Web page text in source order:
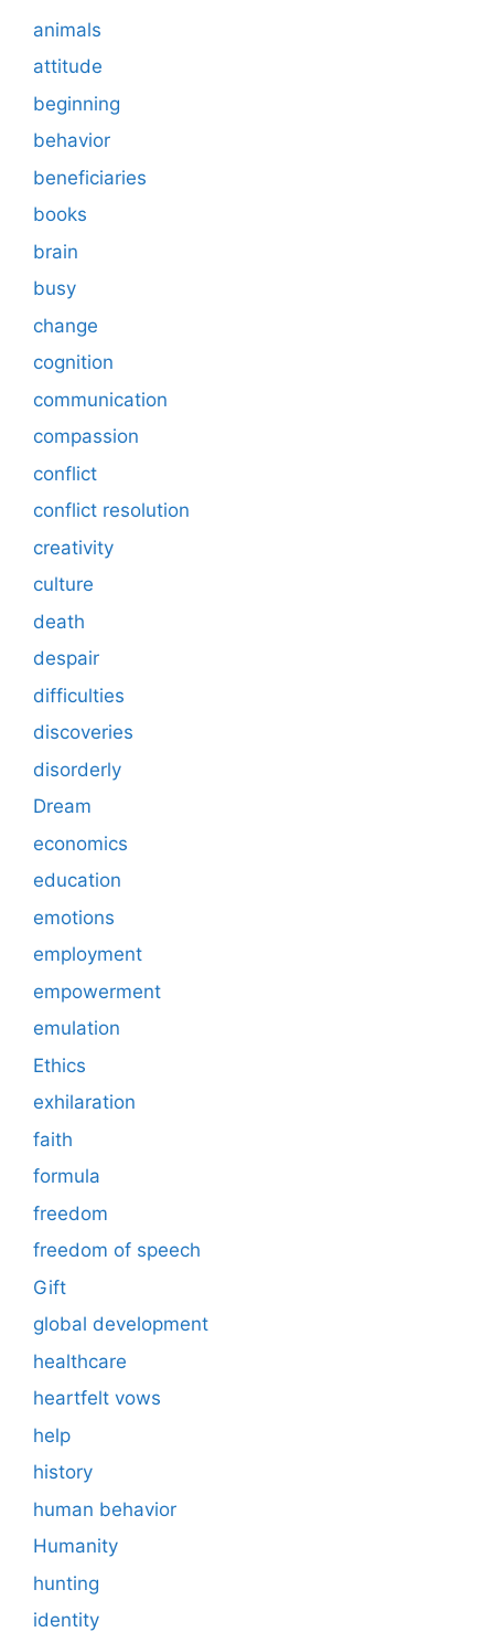
animals
attitude
beginning
behavior
beneficiaries
books
brain
busy
change
cognition
communication
compassion
conflict
conflict resolution
creativity
culture
death
despair
difficulties
discoveries
disorderly
Dream
economics
education
emotions
employment
empowerment
emulation
Ethics
exhilaration
faith
formula
freedom
freedom of speech
Gift
global development
healthcare
heartfelt vows
help
history
human behavior
Humanity
hunting
identity